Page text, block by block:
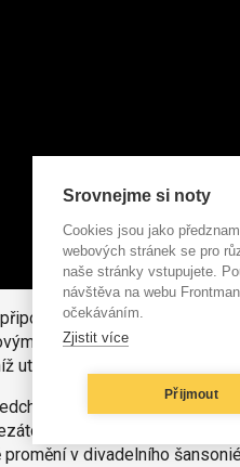
metalový trhák
refrénem má ale jinak
utlačovatelé nemají právo na
retrofuturistickou desku
hukot i vesmírné bicí.
v divadelního
Srovnejme si noty
Cookies jsou jako
webových stránek se pro
naše stránky vstupujete.
návštěva na webu
očekáváním.
Zjistit více
Přijmout